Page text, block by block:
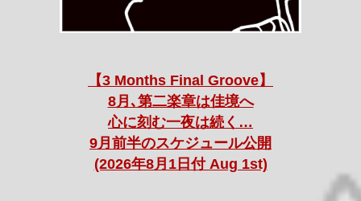
【3 Months Final Groove】
8月､第二楽章は佳境へ
心に刻む一夜は続く…
9月前半のスケジュール公開
(2026年8月1日付 Aug 1st)